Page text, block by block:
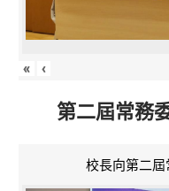
« ‹
第二屆常務
校長向第二